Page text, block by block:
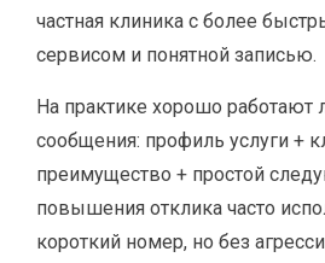
частная клиника с более
сервисом и понятной записью.
На практике хорошо работают
сообщения: профиль услуги +
преимущество + простой
повышения отклика часто
короткий номер, но без